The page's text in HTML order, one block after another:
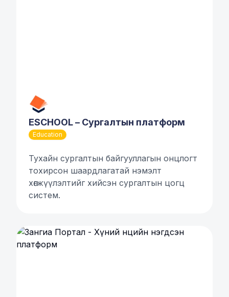
ESCHOOL – Сургалтын платформ
Education
Тухайн сургалтын байгууллагын онцлогт
тохирсон шаардлагатай нэмэлт
хөгжүүлэлтийг хийсэн сургалтын цогц
систем.